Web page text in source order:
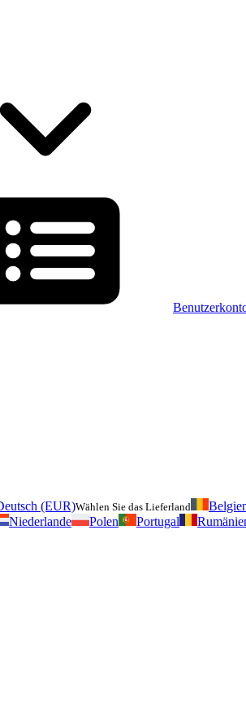
(EUR)Wählen Sie das Lieferland
Niederlande Polen Portugal